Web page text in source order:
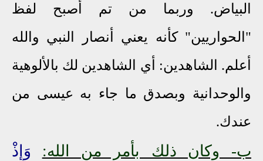
البياض. وربما من تم أصبح لفظ
"الحواريين" كأنه يعني أنصار النبي والله
أعلم. الشاهدين: أي الشاهدين لك بالألوهية
والوحدانية وبصدق ما جاء به عيسى من
عندك.
ب- وكان ذلك بأمر من الله:
وَإِذْ